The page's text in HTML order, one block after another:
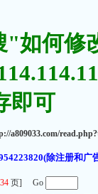
"如何修
即可
a809033.com/
除注册和
34 页] Go